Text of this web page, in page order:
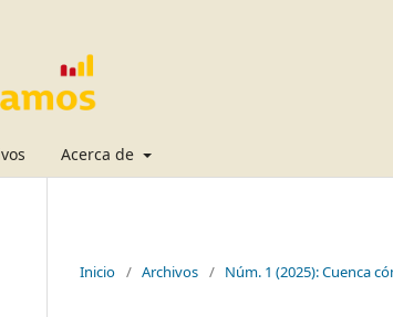
Acerca de
Inicio / Archivos / Núm. 1 (2025): Cuenca